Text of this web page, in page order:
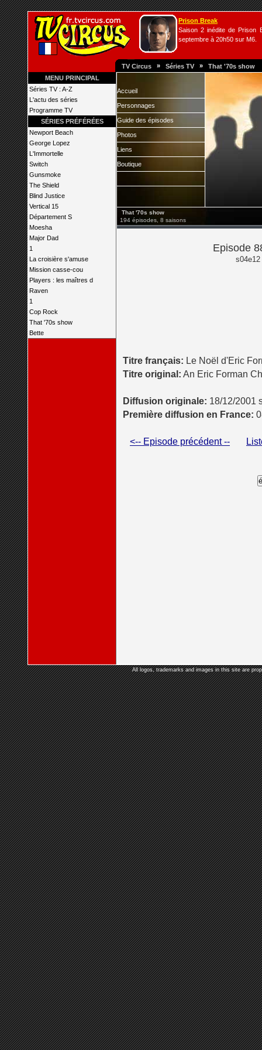
Prison Break
Saison 2 inédite de Prison
septembre à 20h50 sur M6.
TV Circus » Séries TV » That '70s show
MENU PRINCIPAL
Séries TV : A-Z
L'actu des séries
Programme TV
SÉRIES PRÉFÉRÉES
Newport Beach
George Lopez
L'Immortelle
Switch
Gunsmoke
The Shield
Blind Justice
Vertical 15
Département S
Moesha
Major Dad
1
La croisière s'amuse
Mission casse-cou
Players : les maîtres d
Raven
1
Cop Rock
That '70s show
Bette
Accueil
Personnages
Guide des épisodes
Photos
Liens
Boutique
That '70s show
194 épisodes, 8 saisons
Episode
Titre français: Le Noël d'Eric
Titre original: An Eric Forman
Diffusion originale: 18/12/2001
Première diffusion en France:
<-- Episode précédent --
All logos, trademarks and images in this site are